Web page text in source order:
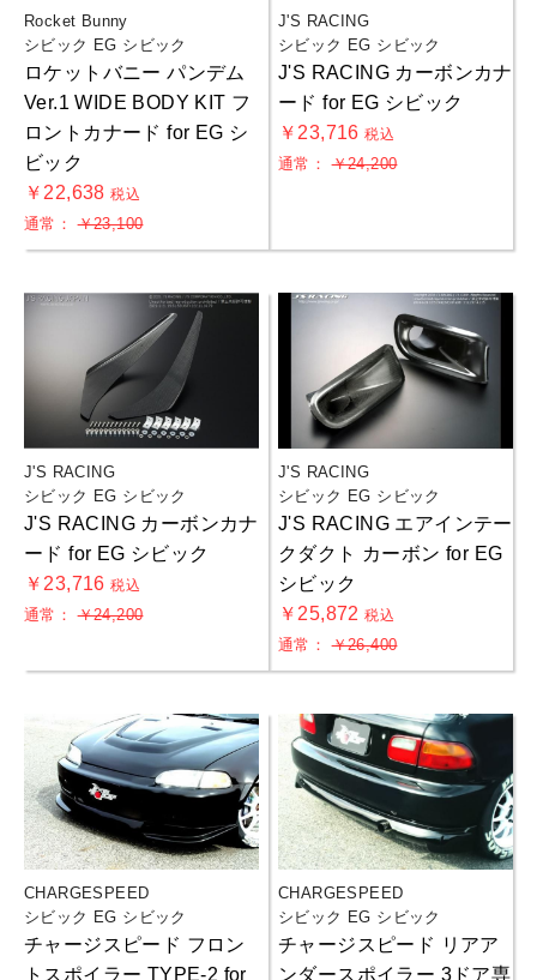
Rocket Bunny
シビック EG シビック
ロケットバニー パンデム
Ver.1 WIDE BODY KIT フ
ロントカナード for EG シ
ビック
￥22,638税込
通常：￥23,100
J'S RACING
シビック EG シビック
J'S RACING カーボンカナ
ード for EG シビック
￥23,716税込
通常：￥24,200
J'S RACING
シビック EG シビック
J'S RACING カーボンカナ
ード for EG シビック
￥23,716税込
通常：￥24,200
J'S RACING
シビック EG シビック
J'S RACING エアインテー
クダクト カーボン for EG
シビック
￥25,872税込
通常：￥26,400
CHARGESPEED
シビック EG シビック
チャージスピード フロン
トスポイラー TYPE-2 for
CHARGESPEED
シビック EG シビック
チャージスピード リアア
ンダースポイラー 3ドア専